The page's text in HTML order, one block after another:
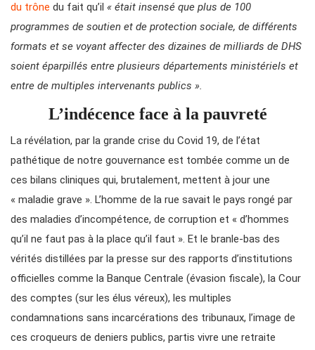
du trône du fait qu’il « était insensé que plus de 100
programmes de soutien et de protection sociale, de différents
formats et se voyant affecter des dizaines de milliards de DHS
soient éparpillés entre plusieurs départements ministériels et
entre de multiples intervenants publics ».
L’indécence face à la pauvreté
La révélation, par la grande crise du Covid 19, de l’état
pathétique de notre gouvernance est tombée comme un de
ces bilans cliniques qui, brutalement, mettent à jour une
« maladie grave ». L’homme de la rue savait le pays rongé par
des maladies d’incompétence, de corruption et « d’hommes
qu’il ne faut pas à la place qu’il faut ». Et le branle-bas des
vérités distillées par la presse sur des rapports d’institutions
officielles comme la Banque Centrale (évasion fiscale), la Cour
des comptes (sur les élus véreux), les multiples
condamnations sans incarcérations des tribunaux, l’image de
ces croqueurs de deniers publics, partis vivre une retraite